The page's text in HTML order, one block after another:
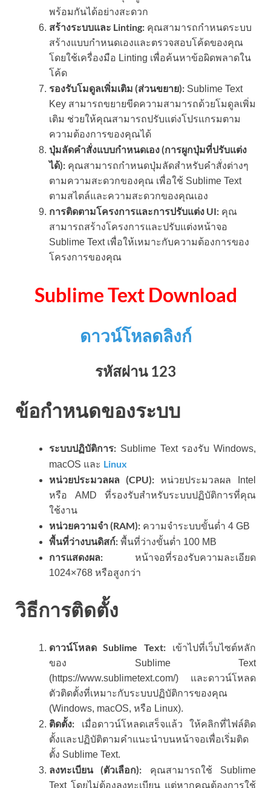
พร้อมกันได้อย่างสะดวก
สร้างระบบและ Linting: คุณสามารถกำหนดระบบ
สร้างแบบกำหนดเองและตรวจสอบโค้ดของคุณ
โดยใช้เครื่องมือ Linting เพื่อค้นหาข้อผิดพลาดใน
โค้ด
รองรับโมดูลเพิ่มเติม (ส่วนขยาย): Sublime Text
Key สามารถขยายขีดความสามารถด้วยโมดูลเพิ่ม
เติม ช่วยให้คุณสามารถปรับแต่งโปรแกรมตาม
ความต้องการของคุณได้
ปุ่มลัดคำสั่งแบบกำหนดเอง (การผูกปุ่มที่ปรับแต่ง
ได้): คุณสามารถกำหนดปุ่มลัดสำหรับคำสั่งต่างๆ
ตามความสะดวกของคุณ เพื่อใช้ Sublime Text
ตามสไตล์และความสะดวกของคุณเอง
การติดตามโครงการและการปรับแต่ง UI: คุณ
สามารถสร้างโครงการและปรับแต่งหน้าจอ
Sublime Text เพื่อให้เหมาะกับความต้องการของ
โครงการของคุณ
Sublime Text Download
ดาวน์โหลดลิงก์
รหัสผ่าน 123
ข้อกำหนดของระบบ
ระบบปฏิบัติการ: Sublime Text รองรับ Windows,
macOS และ Linux
หน่วยประมวลผล (CPU):หน่วยประมวลผล Intel
หรือ AMD ที่รองรับสำหรับระบบปฏิบัติการที่คุณ
ใช้งาน
หน่วยความจำ (RAM): ความจำระบบขั้นต่ำ 4 GB
พื้นที่ว่างบนดิสก์: พื้นที่ว่างขั้นต่ำ 100 MB
การแสดงผล: หน้าจอที่รองรับความละเอียด
1024×768 หรือสูงกว่า
วิธีการติดตั้ง
ดาวน์โหลด Sublime Text:เข้าไปที่เว็บไซต์หลัก
ของ Sublime Text
(https://www.sublimetext.com/) และดาวน์โหลด
ตัวติดตั้งที่เหมาะกับระบบปฏิบัติการของคุณ
(Windows, macOS, หรือ Linux).
ติดตั้ง: เมื่อดาวน์โหลดเสร็จแล้ว ให้คลิกที่ไฟล์ติด
ตั้งและปฏิบัติตามคำแนะนำบนหน้าจอเพื่อเริ่มติด
ตั้ง Sublime Text.
ลงทะเบียน (ตัวเลือก): คุณสามารถใช้ Sublime
Text โดยไม่ต้องลงทะเบียน แต่หากคุณต้องการใช้